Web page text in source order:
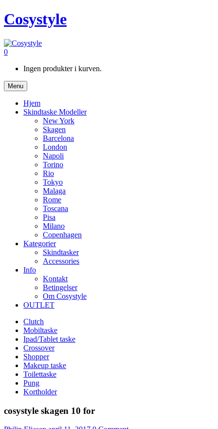
Cosystyle
0
Ingen produkter i kurven.
Menu
Hjem
Skindtaske Modeller
New York
Skagen
Barcelona
London
Napoli
Torino
Rio
Tokyo
Malaga
Rome
Toscana
Pisa
Milano
Copenhagen
Kategorier
Skindtasker
Accessories
Info
Kontakt
Betingelser
Om Cosystyle
OUTLET
Clutch
Mobiltaske
Ipad/Tablet taske
Crossover
Shopper
Makeup taske
Toilettaske
Pung
Kortholder
cosystyle skagen 10 for